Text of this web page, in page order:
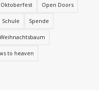
Oktoberfest Open Doors
Schule Spende
Weihnachtsbaum
to heaven